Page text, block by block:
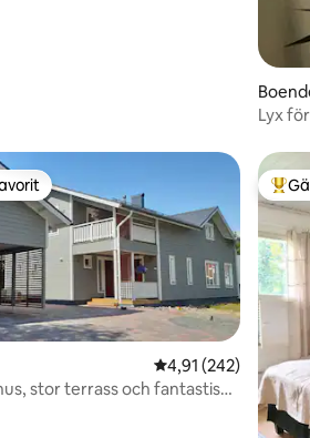
Lyx
betyg, 20 omdömen
4,91 av 5 i
4,91 (242)
stor terrass och fantastisk